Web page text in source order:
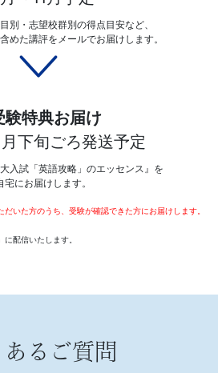
別・志望校群別の得点目安など、
めた講評をメールでお届けします。
験特典お届け
下旬ごろ発送予定
入試「英語攻略」のエッセンス』を
宅にお届けします。
いた方のうち、受験が確認できた方にお届けします。
配信いたします。
あるご質問